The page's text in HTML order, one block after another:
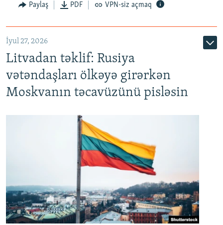
Paylaş PDF VPN-siz açmaq
İyul 27, 2026
Litvadan təklif: Rusiya
vətəndaşları ölkəyə girərkən
Moskvanın təcavüzünü pisləsin